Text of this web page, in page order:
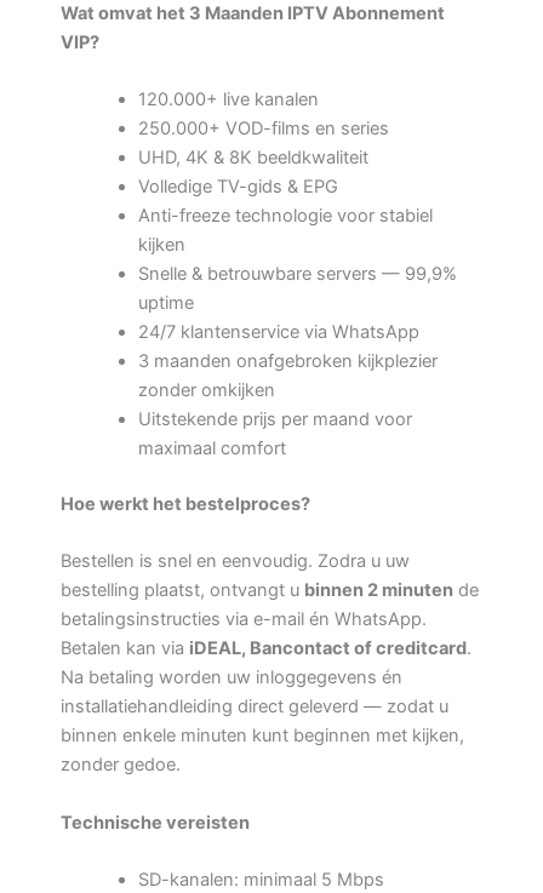
Wat omvat het 3 Maanden IPTV Abonnement
VIP?
120.000+ live kanalen
250.000+ VOD-films en series
UHD, 4K & 8K beeldkwaliteit
Volledige TV-gids & EPG
Anti-freeze technologie voor stabiel
kijken
Snelle & betrouwbare servers — 99,9%
uptime
24/7 klantenservice via WhatsApp
3 maanden onafgebroken kijkplezier
zonder omkijken
Uitstekende prijs per maand voor
maximaal comfort
Hoe werkt het bestelproces?
Bestellen is snel en eenvoudig. Zodra u uw
bestelling plaatst, ontvangt u binnen 2 minuten de
betalingsinstructies via e-mail én WhatsApp.
Betalen kan via iDEAL, Bancontact of creditcard.
Na betaling worden uw inloggegevens én
installatiehandleiding direct geleverd — zodat u
binnen enkele minuten kunt beginnen met kijken,
zonder gedoe.
Technische vereisten
SD-kanalen: minimaal 5 Mbps